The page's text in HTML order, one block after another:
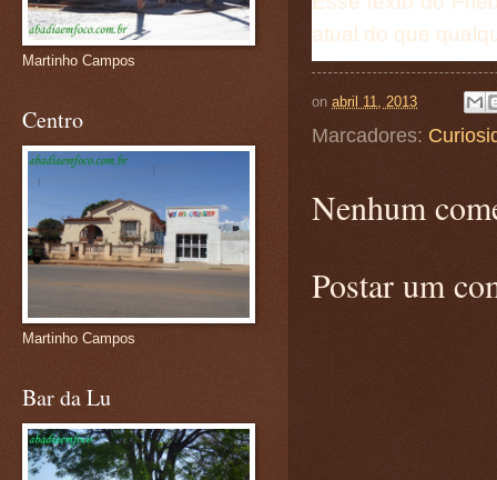
atual do que
on abril 11, 2013
Marcadores:
Nenhum
Postar um
Martinho Campos
Centro
Martinho Campos
Bar da Lu